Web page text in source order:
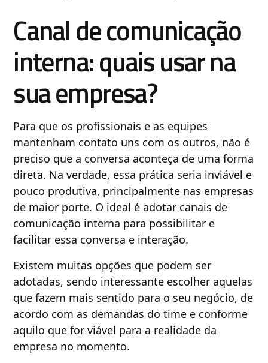
Canal de comunicação
interna: quais usar na
sua empresa?
Para que os profissionais e as equipes
mantenham contato uns com os outros, não é
preciso que a conversa aconteça de uma forma
direta. Na verdade, essa prática seria inviável e
pouco produtiva, principalmente nas empresas
de maior porte. O ideal é adotar canais de
comunicação interna para possibilitar e
facilitar essa conversa e interação.
Existem muitas opções que podem ser
adotadas, sendo interessante escolher aquelas
que fazem mais sentido para o seu negócio, de
acordo com as demandas do time e conforme
aquilo que for viável para a realidade da
empresa no momento.